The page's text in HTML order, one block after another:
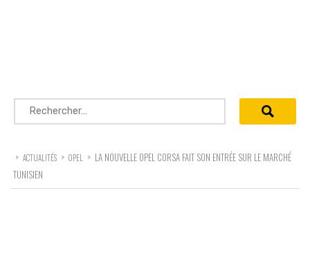
Rechercher :
> ACTUALITÉS > OPEL > LA NOUVELLE OPEL CORSA FAIT SON ENTRÉE SUR LE MARCHÉ
TUNISIEN